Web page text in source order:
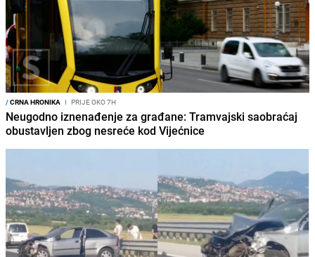
/CRNA HRONIKA I PRIJE OKO 7H
Neugodno iznenađenje za građane: Tramvajski saobraćaj
obustavljen zbog nesreće kod Vijećnice